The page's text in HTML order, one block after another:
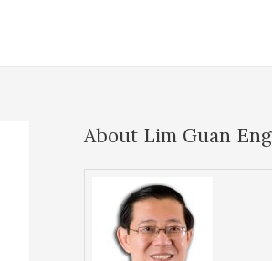
About Lim Guan Eng